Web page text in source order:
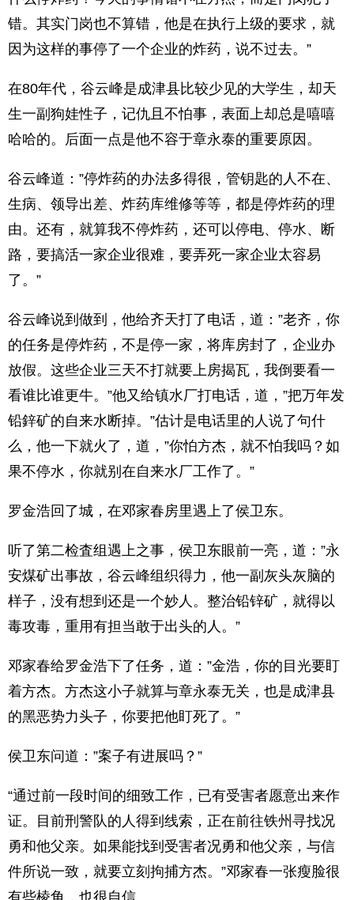
错。其实门岗也不算错，他是在执行上级的要求，就
因为这样的事停了一个企业的炸药，说不过去。”
在80年代，谷云峰是成津县比较少见的大学生，却天
生一副狗娃性子，记仇且不怕事，表面上却总是嘻嘻
哈哈的。后面一点是他不容于章永泰的重要原因。
谷云峰道：”停炸药的办法多得很，管钥匙的人不在、
生病、领导出差、炸药库维修等等，都是停炸药的理
由。还有，就算我不停炸药，还可以停电、停水、断
路，要搞活一家企业很难，要弄死一家企业太容易
了。”
谷云峰说到做到，他给齐天打了电话，道：”老齐，你
的任务是停炸药，不是停一家，将库房封了，企业办
放假。这些企业三天不打就要上房揭瓦，我倒要看一
看谁比谁更牛。”他又给镇水厂打电话，道，”把万年发
铅鋅矿的自来水断掉。”估计是电话里的人说了句什
么，他一下就火了，道，”你怕方杰，就不怕我吗？如
果不停水，你就别在自来水厂工作了。”
罗金浩回了城，在邓家春房里遇上了侯卫东。
听了第二检査组遇上之事，侯卫东眼前一亮，道：”永
安煤矿出事故，谷云峰组织得力，他一副灰头灰脑的
样子，没有想到还是一个妙人。整治铅锌矿，就得以
毒攻毒，重用有担当敢于出头的人。”
邓家春给罗金浩下了任务，道：”金浩，你的目光要盯
着方杰。方杰这小子就算与章永泰无关，也是成津县
的黑恶势力头子，你要把他盯死了。”
侯卫东问道：”案子有进展吗？”
“通过前一段时间的细致工作，已有受害者愿意出来作
证。目前刑警队的人得到线索，正在前往铁州寻找况
勇和他父亲。如果能找到受害者况勇和他父亲，与信
件所说一致，就要立刻拘捕方杰。”邓家春一张瘦脸很
有些棱角，也很自信。